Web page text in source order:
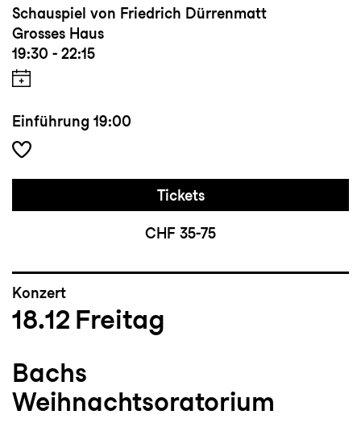
Schauspiel von Friedrich Dürrenmatt
Grosses Haus
19:30 - 22:15
Einführung 19:00
Tickets
CHF 35-75
Konzert
18.12 Freitag
Bachs
Weihnachtsoratorium